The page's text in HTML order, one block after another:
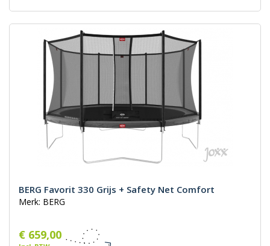
BERG Favorit 330 Grijs + Safety Net Comfort
Merk: BERG
€ 659,00